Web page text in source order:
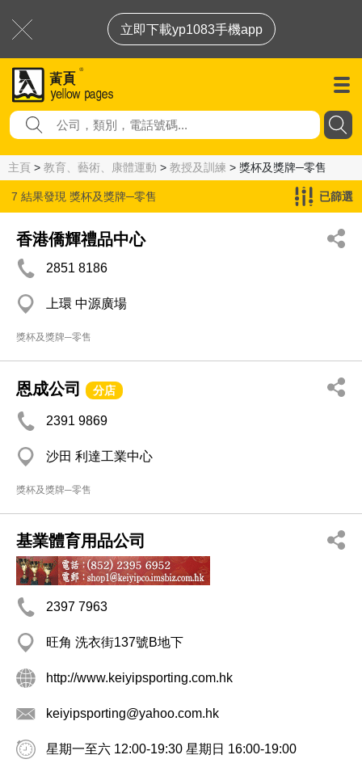
立即下載yp1083手機app
主頁 > 教育、藝術、康體運動 > 教授及訓練 > 獎杯及獎牌─零售
7 結果發現 獎杯及獎牌─零售 已篩選
香港僑輝禮品中心
2851 8186
上環 中源廣場
獎杯及獎牌─零售
恩成公司 分店
2391 9869
沙田 利達工業中心
獎杯及獎牌─零售
基業體育用品公司
2397 7963
旺角 洗衣街137號B地下
http://www.keiyipsporting.com.hk
keiyipsporting@yahoo.com.hk
星期一至六 12:00-19:30 星期日 16:00-19:00